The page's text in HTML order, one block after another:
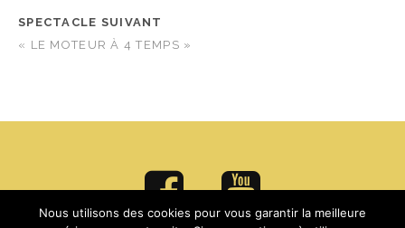
SPECTACLE SUIVANT
« LE MOTEUR À 4 TEMPS »
Nous utilisons des cookies pour vous garantir la meilleure